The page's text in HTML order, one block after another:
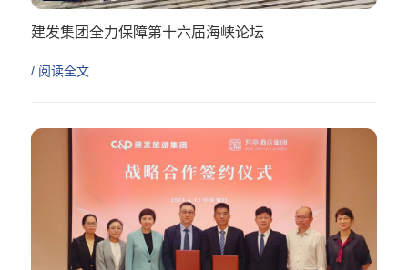
建发集团全力保障第十六届海峡论坛
/ 阅读全文